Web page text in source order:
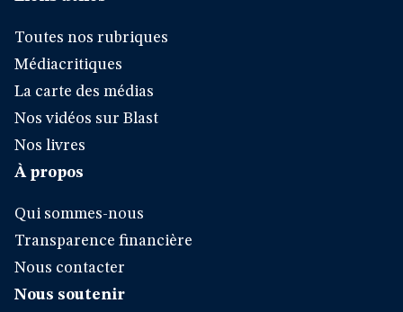
Toutes nos rubriques
Médiacritiques
La carte des médias
Nos vidéos sur Blast
Nos livres
À propos
Qui sommes-nous
Transparence financière
Nous contacter
Nous soutenir